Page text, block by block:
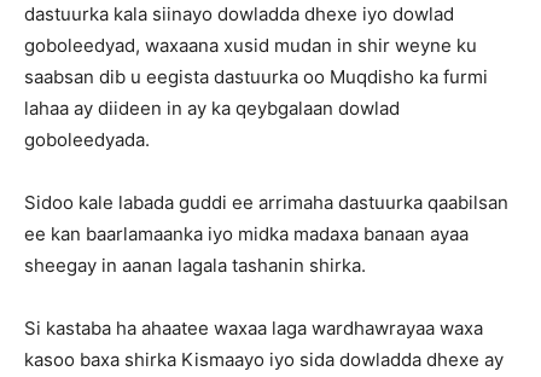
dastuurka kala siinayo dowladda dhexe iyo dowlad
goboleedyad, waxaana xusid mudan in shir weyne ku
saabsan dib u eegista dastuurka oo Muqdisho ka furmi
lahaa ay diideen in ay ka qeybgalaan dowlad
goboleedyada.
Sidoo kale labada guddi ee arrimaha dastuurka qaabilsan
ee kan baarlamaanka iyo midka madaxa banaan ayaa
sheegay in aanan lagala tashanin shirka.
Si kastaba ha ahaatee waxaa laga wardhawrayaa waxa
kasoo baxa shirka Kismaayo iyo sida dowladda dhexe ay